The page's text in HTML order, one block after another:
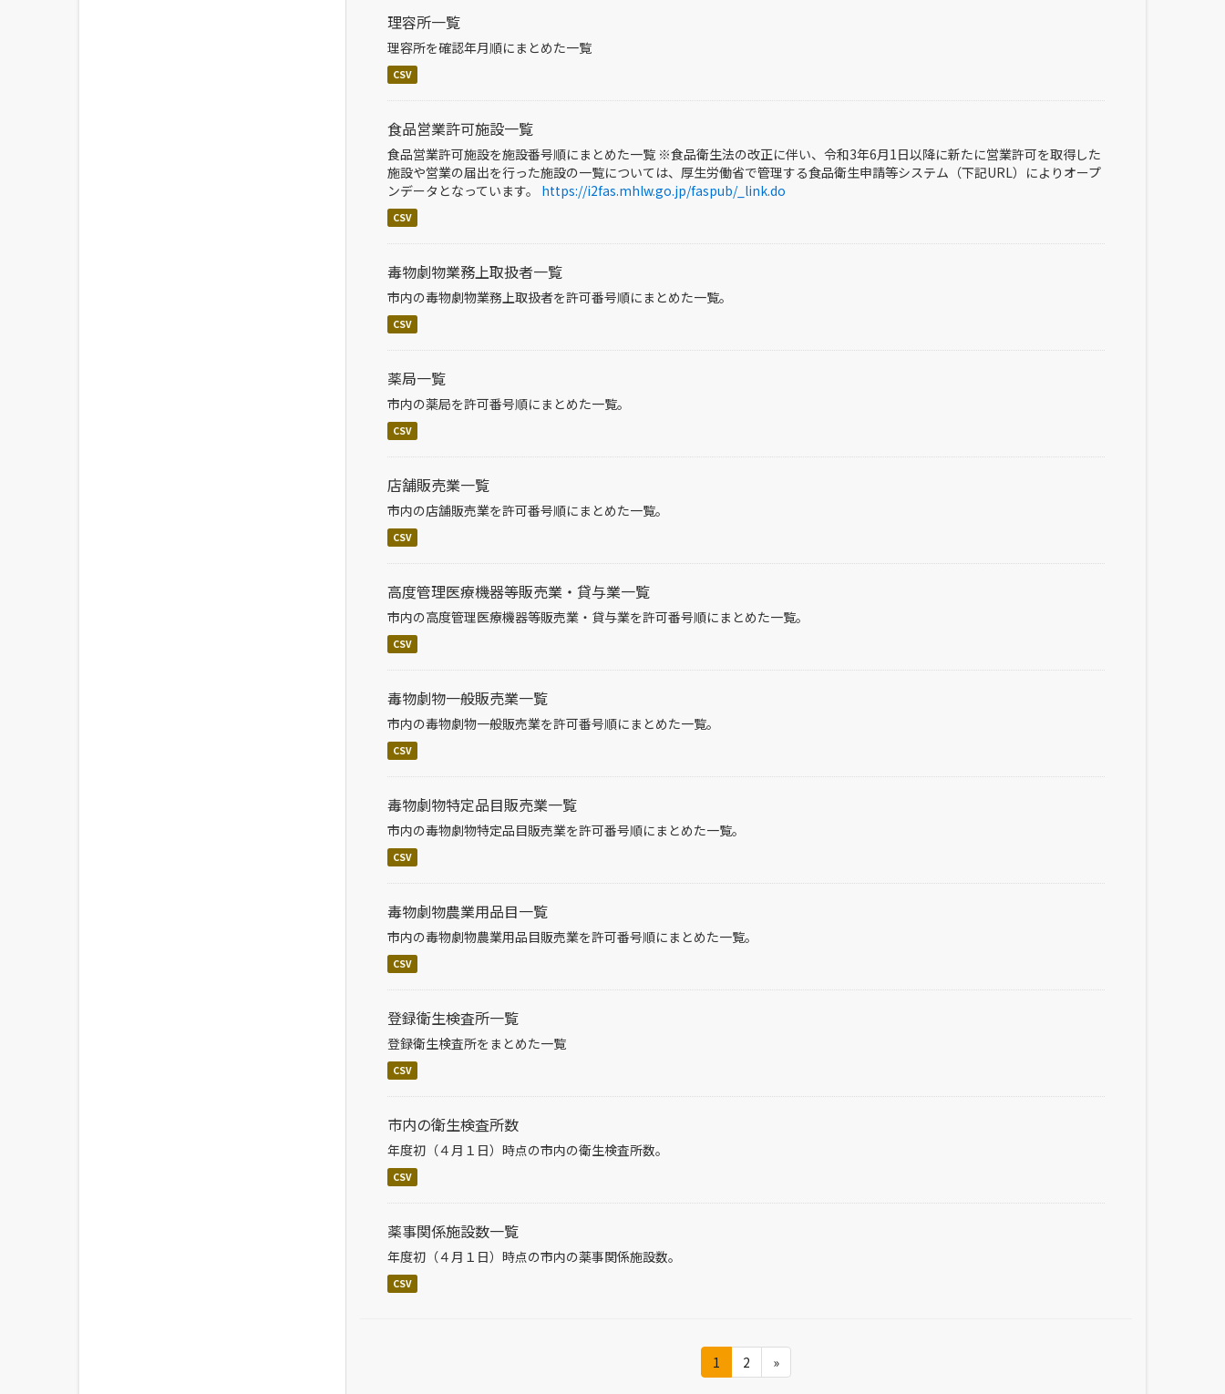
理容所一覧
理容所を確認年月順にまとめた一覧
CSV
食品営業許可施設一覧
食品営業許可施設を施設番号順にまとめた一覧 ※食品衛生法の改正に伴い、令和3年6月1日以降に新たに営業許可を取得した
施設や営業の届出を行った施設の一覧については、厚⽣労働省で管理する⾷品衛⽣申請等システム（下記URL）によりオープ
ンデータとなっています。 https://i2fas.mhlw.go.jp/faspub/_link.do
CSV
毒物劇物業務上取扱者一覧
市内の毒物劇物業務上取扱者を許可番号順にまとめた一覧。
CSV
薬局一覧
市内の薬局を許可番号順にまとめた一覧。
CSV
店舗販売業一覧
市内の店舗販売業を許可番号順にまとめた一覧。
CSV
高度管理医療機器等販売業・貸与業一覧
市内の高度管理医療機器等販売業・貸与業を許可番号順にまとめた一覧。
CSV
毒物劇物一般販売業一覧
市内の毒物劇物一般販売業を許可番号順にまとめた一覧。
CSV
毒物劇物特定品目販売業一覧
市内の毒物劇物特定品目販売業を許可番号順にまとめた一覧。
CSV
毒物劇物農業用品目一覧
市内の毒物劇物農業用品目販売業を許可番号順にまとめた一覧。
CSV
登録衛生検査所一覧
登録衛生検査所をまとめた一覧
CSV
市内の衛生検査所数
年度初（４月１日）時点の市内の衛生検査所数。
CSV
薬事関係施設数一覧
年度初（４月１日）時点の市内の薬事関係施設数。
CSV
1 2 »